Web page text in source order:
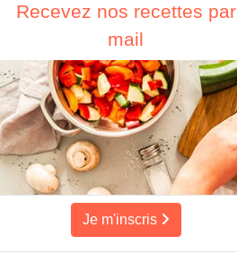
Recevez nos recettes par
mail
Je m'inscris